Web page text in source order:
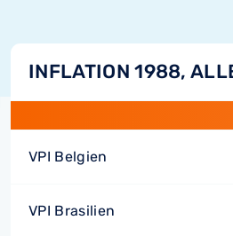
INFLATION 1988,
VPI Belgien
VPI Brasilien